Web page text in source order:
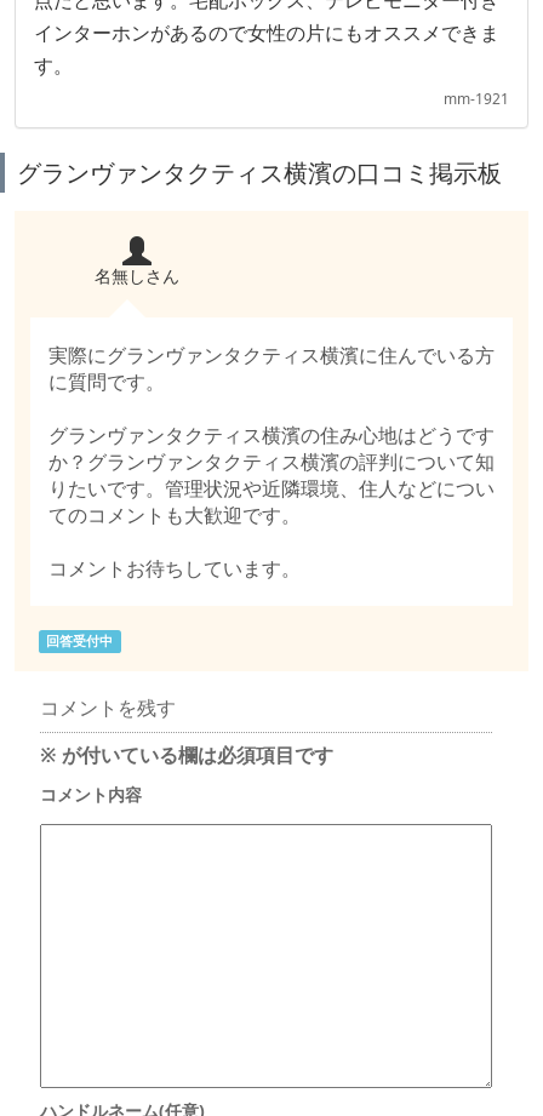
インターホンがあるので女性の片にもオススメできま
す。
mm-1921
グランヴァンタクティス横濱の口コミ掲示板
名無しさん
実際にグランヴァンタクティス横濱に住んでいる方
に質問です。
グランヴァンタクティス横濱の住み心地はどうです
か？グランヴァンタクティス横濱の評判について知
りたいです。管理状況や近隣環境、住人などについ
てのコメントも大歓迎です。
コメントお待ちしています。
回答受付中
コメントを残す
※ が付いている欄は必須項目です